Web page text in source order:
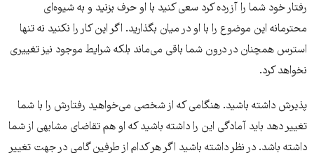
رفتار خود شما را آزرده کرد سعی کنید با او حرف بزنید و به شیوه‌ای
محترمانه این موضوع را با او در میان بگذارید. اگر این کار را نکنید نه تنها
استرس همچنان در درون شما باقی می‌ماند بلکه شرایط موجود نیز تغییری
نخواهد کرد.
پذیرش داشته باشید. هنگامی که از شخصی می‌خواهید رفتارش را با شما
تغییر دهد باید آمادگی این را داشته باشید که او هم تقاضای مشابهی از شما
داشته باشد. در نظر داشته باشید اگر هر کدام از طرفین گامی در جهت تغییر